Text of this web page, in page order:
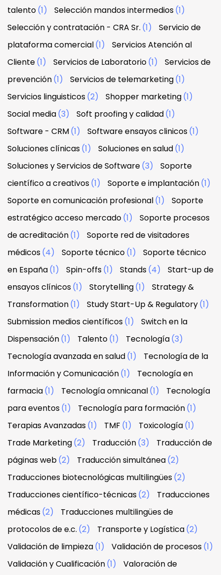
talento(1) Selección mandos intermedios(1)
Selección y contratación - CRA Sr. (1)
Servicio de
plataforma comercial(1)
Servicios Atención al
Cliente(1) Servicios de Laboratorio(1)
Servicios de
prevención(1) Servicios de telemarketing(1)
Servicios linguisticos(2) Shopper marketing(1)
Social media(3) Soft proofing y calidad(1)
Software - CRM(1) Software ensayos clinicos(1)
Soluciones clínicas(1) Soluciones en salud(1)
Soluciones y Servicios de Software(3)
Soporte
científico a creativos(1) Soporte e implantación(1)
Soporte en comunicación profesional(1)
Soporte
estratégico acceso mercado(1)
Soporte procesos
de acreditación(1)
Soporte red de visitadores
médicos(4) Soporte técnico(1)
Soporte técnico
en España(1) Spin-offs(1) Stands(4)
Start-up de
ensayos clínicos(1) Storytelling(1)
Strategy &
Transformation(1) Study Start-Up & Regulatory(1)
Submission medios científicos(1)
Switch en la
Dispensación(1) Talento(1) Tecnología(3)
Tecnología avanzada en salud(1)
Tecnología de la
Información y Comunicación(1)
Tecnología en
farmacia(1) Tecnología omnicanal(1)
Tecnología
para eventos(1) Tecnología para formación(1)
Terapias Avanzadas(1) TMF (1) Toxicología(1)
Trade Marketing(2) Traducción(3)
Traducción de
páginas web(2) Traducción simultánea(2)
Traducciones biotecnológicas multilingües(2)
Traducciones científico-técnicas(2)
Traducciones
médicas(2)
Traducciones multilingües de
protocolos de e.c. (2) Transporte y Logística(2)
Validación de limpieza(1) Validación de procesos(1)
Validación y Cualificación(1)
Valoración de